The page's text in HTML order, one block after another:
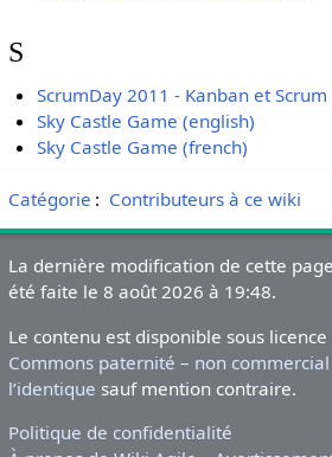
S
ScrumDay 2011 - Kanban et Scrum
Sky Castle Game (english)
Sky Castle Game (french)
Catégorie : Contributeurs à ce wiki
La dernière modification de cette
été faite le 8 août 2026 à 19:48.
Le contenu est disponible sous licence
Commons paternité – non
l’identique sauf mention contraire.
Politique de confidentialité